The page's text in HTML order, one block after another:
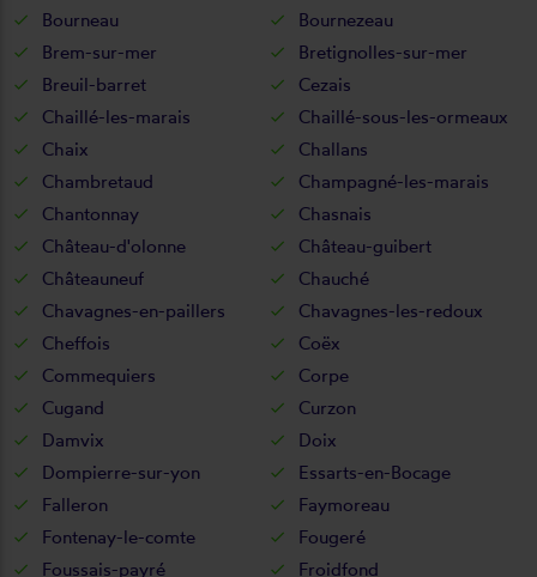
Bourneau
Bournezeau
Brem-sur-mer
Bretignolles-sur-mer
Breuil-barret
Cezais
Chaillé-les-marais
Chaillé-sous-les-ormeaux
Chaix
Challans
Chambretaud
Champagné-les-marais
Chantonnay
Chasnais
Château-d'olonne
Château-guibert
Châteauneuf
Chauché
Chavagnes-en-paillers
Chavagnes-les-redoux
Cheffois
Coëx
Commequiers
Corpe
Cugand
Curzon
Damvix
Doix
Dompierre-sur-yon
Essarts-en-Bocage
Falleron
Faymoreau
Fontenay-le-comte
Fougeré
Foussais-payré
Froidfond